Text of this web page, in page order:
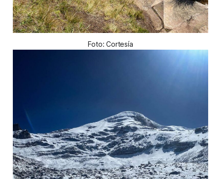
Foto: Cortesía